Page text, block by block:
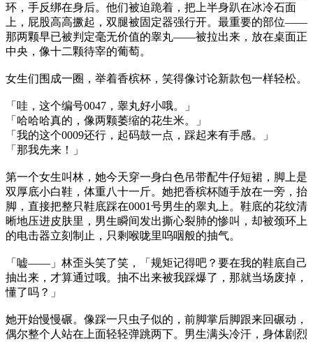
环，手反绑在身后。他们被迫跪着，把上半身趴在冰冷石面
上，屁股高高撅起，双腿被固定器强行开。最重要的部位——
那两颗早已被判定毫无价值的睾丸——被拉出来，放在桌面正
中央，像十二颗待宰的葡萄。
女生们围成一圈，举着香槟杯，笑得像讨论新款包一样轻松。
「哇，这个编号0047，睾丸好小哦。」
「哈哈哈真的，像两颗萎缩的花生米。」
「我的这个0009还行，起码鼓一点，踩起来有手感。」
「那我先来！」
第一个女生叫林，她今天穿一身白色吊带配牛仔短裙，脚上是
双厚底小白鞋，体重八十一斤。她把香槟杯随手放在一旁，抬
脚，直接把整只鞋底踩在0001号男生的睾丸上。鞋底的花纹清
晰地压进皮肤里，男生瞬间发出撕心裂肺的惨叫，却被颈环上
的电击器立刻制止，只剩喉咙里呜咽般的抽气。
「嘘——」林歪头笑了笑，「规矩记得吧？要在我的鞋底自己
抽出来，才算通过哦。抽不出来被我踩爆了，那就当场废掉，
懂了吗？」
她开始慢慢碾。像踩一只虫子似的，前脚掌后脚跟来回碾动，
偶尔整个人站在上面轻轻弹跳两下。男生满头冷汗，身体剧烈